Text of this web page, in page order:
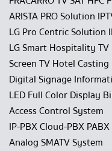
ARISTA PRO Solution
LG Pro Centric Solution
LG Smart Hospitality TV
Screen TV Hotel
Digital Signage
LED Full Color Display
Access Control System
IP-PBX Cloud-PBX PABX
Analog SMATV System